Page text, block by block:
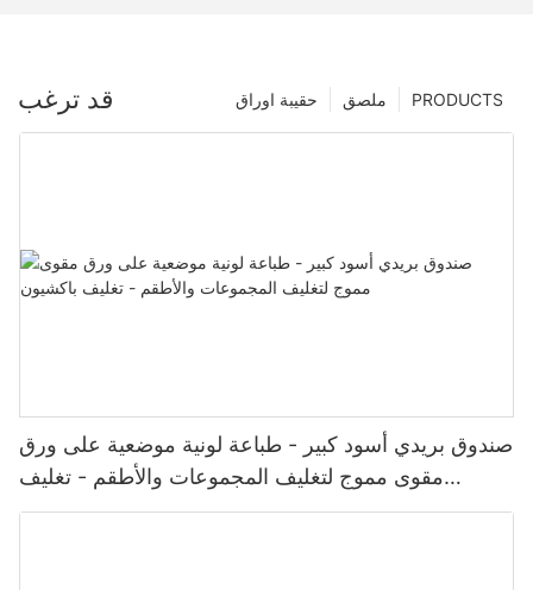
قد ترغب PRODUCTS ملصق حقيبة اوراق
صندوق بريدي أسود كبير - طباعة لونية موضعية على ورق
مقوى مموج لتغليف المجموعات والأطقم - تغليف
باكشيون